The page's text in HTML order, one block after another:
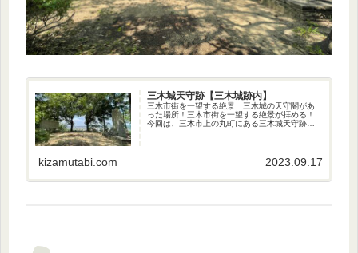
三木城天守跡【三木城跡内】
三木市街を一望する絶景 三木城の天守閣があ
った場所！三木市街を一望する絶景が拝める！
今回は、三木市上の丸町にある三木城天守跡に
kizamutabi.com 2023.09.17